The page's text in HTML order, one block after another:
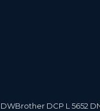
DW Brother DCP L 5652